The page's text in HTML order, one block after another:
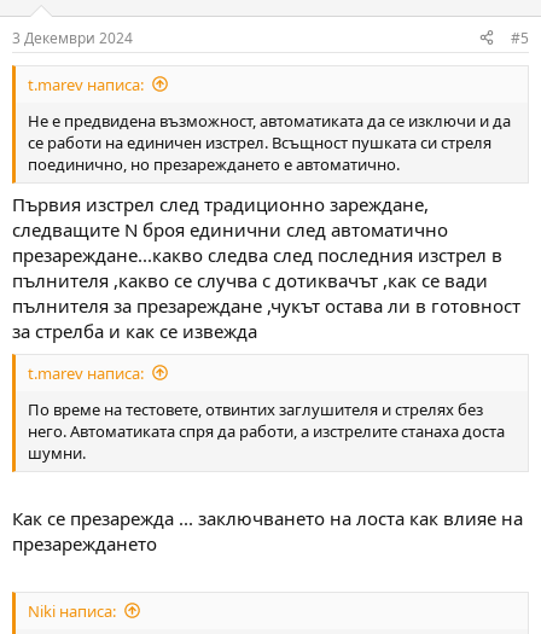
s
:
3 Декември 2024 #5
t.marev написа:
Не е предвидена възможност, автоматиката да се изключи и да
се работи на единичен изстрел. Всъщност пушката си стреля
поединично, но презареждането е автоматично.
Първия изстрел след традиционно зареждане,
следващите N броя единични след автоматично
презареждане...какво следва след последния изстрел в
пълнителя ,какво се случва с дотиквачът ,как се вади
пълнителя за презареждане ,чукът остава ли в готовност
за стрелба и как се извежда
t.marev написа:
По време на тестовете, отвинтих заглушителя и стрелях без
него. Автоматиката спря да работи, а изстрелите станаха доста
шумни.
Как се презарежда ... заключването на лоста как влияе на
презареждането
Niki написа: